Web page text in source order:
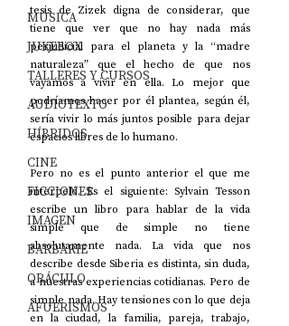
MÚSICA
JUKEBOX
TALLERES Y CURSOS
AUDIOTEXTO
HÍBRIDOS
CINE
FICCIONES
IMAGEN
BARBARIE
ORÁCULO
AFUERISMOS
tesis de Zizek digna de considerar, que
tiene que ver que no hay nada más
perjudicial para el planeta y la “madre
naturaleza” que el hecho de que nos
vayamos a vivir en ella. Lo mejor que
podríamos hacer por él plantea, según él,
sería vivir lo más juntos posible para dejar
espacios libres de lo humano.
Pero no es el punto anterior el que me
interpeló. Es el siguiente: Sylvain Tesson
escribe un libro para hablar de la vida
simple que de simple no tiene
absolutamente nada. La vida que nos
describe desde Siberia es distinta, sin duda,
a nuestras experiencias cotidianas. Pero de
simple nada. Hay tensiones con lo que deja
en la ciudad, la familia, pareja, trabajo,